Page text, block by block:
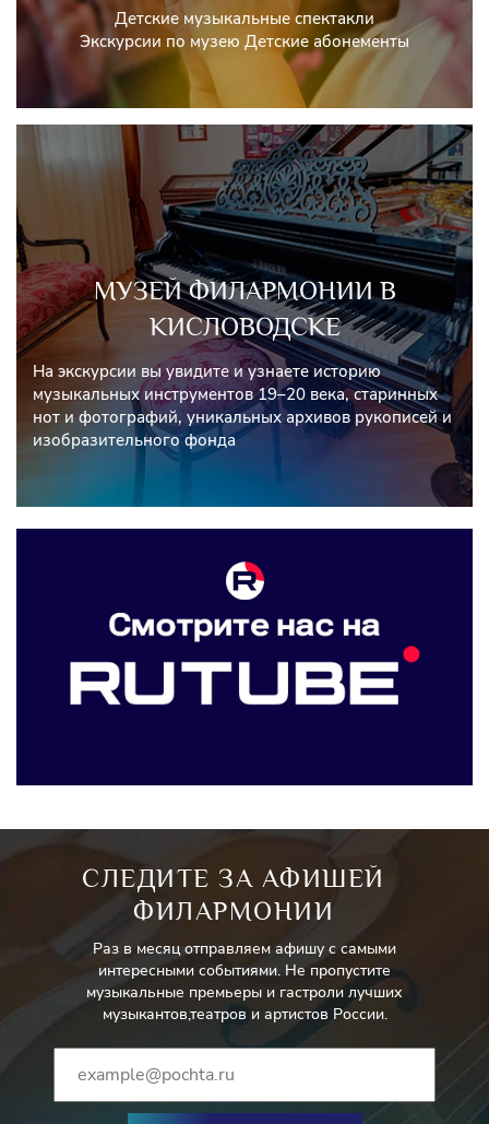
Детские музыкальные спектакли
Экскурсии по музею Детские абонементы
МУЗЕЙ ФИЛАРМОНИИ В
КИСЛОВОДСКЕ
На экскурсии вы увидите и узнаете историю
музыкальных инструментов 19–20 века, старинных
нот и фотографий, уникальных архивов рукописей и
изобразительного фонда
СЛЕДИТЕ ЗА АФИШЕЙ
ФИЛАРМОНИИ
Раз в месяц отправляем афишу с самыми
интересными событиями. Не пропустите
музыкальные премьеры и гастроли лучших
музыкантов,театров и артистов России.